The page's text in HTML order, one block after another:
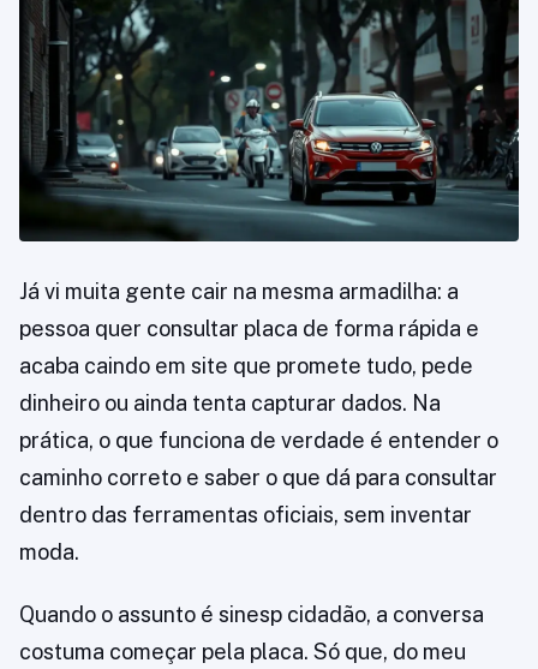
Já vi muita gente cair na mesma armadilha: a
pessoa quer consultar placa de forma rápida e
acaba caindo em site que promete tudo, pede
dinheiro ou ainda tenta capturar dados. Na
prática, o que funciona de verdade é entender o
caminho correto e saber o que dá para consultar
dentro das ferramentas oficiais, sem inventar
moda.
Quando o assunto é sinesp cidadão, a conversa
costuma começar pela placa. Só que, do meu